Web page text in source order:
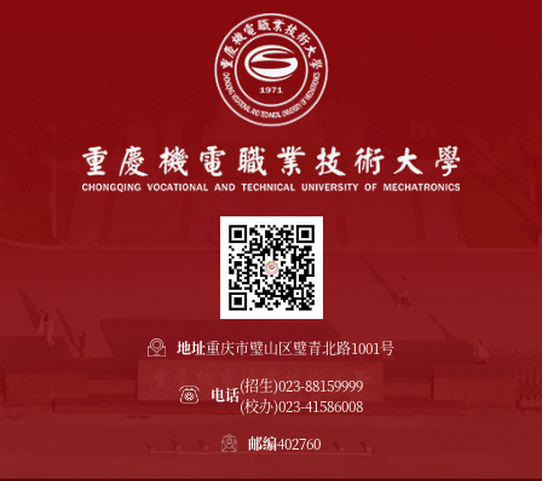
地址重庆市璧山区璧青北路1001号
电话(招生)023-88159999
(校办)023-41586008
邮编402760